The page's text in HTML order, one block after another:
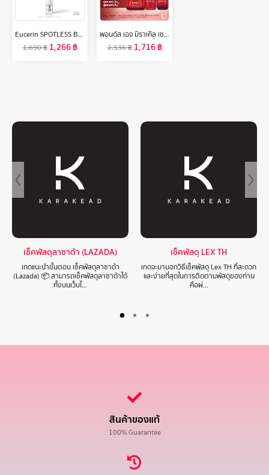
Eucerin SPOTLESS BRIGHTENING DARK EYE CIRCLE CORRECTOR 15 ML ยูเซอริน สปอตเลส ไบรท์เทนนิ่ง ดาร์ก อาย เซอร์เคิล คอร์เรคเตอร์ 15 มล.
1,690฿ 1,266฿
พอนด์ส เอจ มิราเคิล เซรั่มและครีม สูตรกลางวันและกลางคืน แพ็ค 4 ชิ้น ( มอยเจอร์ไรเซอร์ , ครีมทาหน้า , serum , เรตินอล , บำรุงผิวหน้า )
2,536฿ 1,716฿
เช็คพัสดุลาซาด้า (LAZADA)
เกดแนะนำขั้นตอน เช็คพัสดุลาซาด้า
(Lazada) 📦 สามารถเช็คพัสดุลาซาด้าได้
ทั้งบนเว็บไ…
เช็คพัสดุ LEX TH
เกดจะมาบอกวิธีเช็คพัสดุ Lex TH ที่สะดวก
และง่ายที่สุดในการติดตามพัสดุของท่าน
คือผ่…
สินค้าของแท้
100% Guarantee